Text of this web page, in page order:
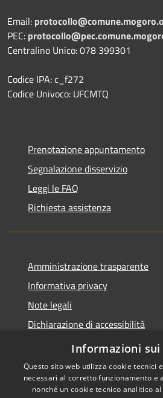
Email:
PEC:
Centralino Unico: 078 399301
Codice IPA: c_f272
Codice Univoco: UFCMTQ
Prenotazione appuntamento
Segnalazione disservizio
Leggi le FAQ
Richiesta assistenza
Amministrazione trasparente
Informativa privacy
Note legali
Dichiarazione di accessibilità
Obiettivi di accessibilità
Informazioni sui
Questo sito web utilizza cookie tecnici
necessari al corretto funzionamento e
nonché un cookie tecnico analitico